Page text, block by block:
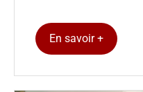
En savoir +